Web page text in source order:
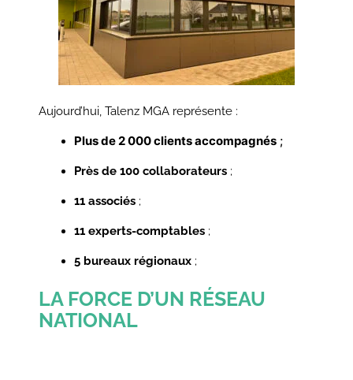
Aujourd’hui, Talenz MGA représente :
Plus de 2 000 clients accompagnés ;
Près de 100 collaborateurs ;
11 associés ;
11 experts-comptables ;
5 bureaux régionaux ;
LA FORCE D’UN RÉSEAU
NATIONAL